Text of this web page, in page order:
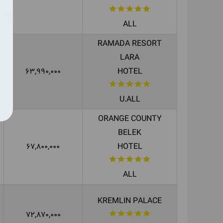
ALL
RAMADA RESORT
LARA
HOTEL
U.ALL
63,990,000
ORANGE COUNTY
BELEK
HOTEL
ALL
67,800,000
KREMLIN PALACE
72,870,000